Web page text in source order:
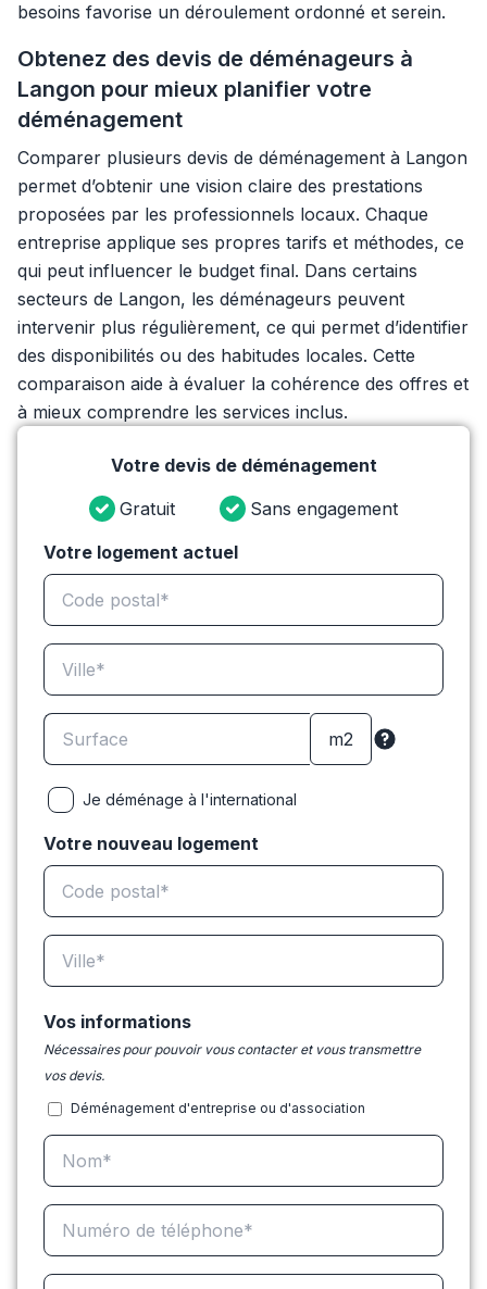
besoins favorise un déroulement ordonné et serein.
Obtenez des devis de déménageurs à
Langon pour mieux planifier votre
déménagement
Comparer plusieurs devis de déménagement à Langon
permet d’obtenir une vision claire des prestations
proposées par les professionnels locaux. Chaque
entreprise applique ses propres tarifs et méthodes, ce
qui peut influencer le budget final. Dans certains
secteurs de Langon, les déménageurs peuvent
intervenir plus régulièrement, ce qui permet d’identifier
des disponibilités ou des habitudes locales. Cette
comparaison aide à évaluer la cohérence des offres et
à mieux comprendre les services inclus.
Votre devis de déménagement
Gratuit
Sans engagement
Votre logement actuel
Je déménage à l'international
Votre nouveau logement
Vos informations
Nécessaires pour pouvoir vous contacter et vous transmettre
vos devis.
Déménagement d'entreprise ou d'association